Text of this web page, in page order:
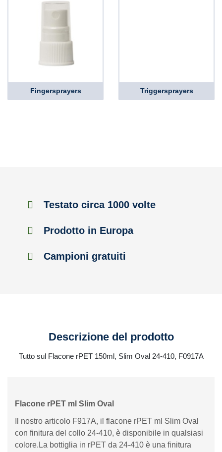
Fingersprayers Triggersprayers
Testato circa 1000 volte
Prodotto in Europa
Campioni gratuiti
Descrizione del prodotto
Tutto sul Flacone rPET 150ml, Slim Oval 24-410, F0917A
Flacone rPET ml Slim Oval
Il nostro articolo F917A, il flacone rPET ml Slim Oval
con finitura del collo 24-410, è disponibile in qualsiasi
colore.La bottiglia in rPET da 24-410 è una finitura